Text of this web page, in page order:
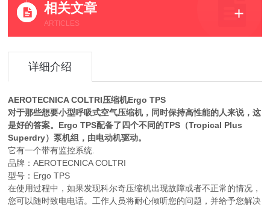
相关文章
ARTICLES
详细介绍
AEROTECNICA COLTRI压缩机Ergo TPS
对于那些想要小型呼吸式空气压缩机，同时保持高性能的人来说，这
是好的答案。Ergo TPS配备了四个不同的TPS（Tropical Plus
Superdry）泵机组，由电动机驱动。
它有一个带有监控系统.
品牌：AEROTECNICA COLTRI
型号：Ergo TPS
在使用过程中，如果发现科尔奇压缩机出现故障或者不正常的情况，
您可以随时致电电话。工作人员将耐心倾听您的问题，并给予您解决